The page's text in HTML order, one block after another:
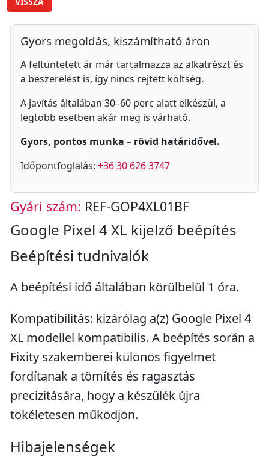
Gyors megoldás, kiszámítható áron
A feltüntetett ár már tartalmazza az alkatrészt és
a beszerelést is, így nincs rejtett költség.
A javítás általában 30–60 perc alatt elkészül, a
legtöbb esetben akár meg is várható.
Gyors, pontos munka – rövid határidővel.
Időpontfoglalás: +36 30 626 3747
Gyári szám: REF-GOP4XL01BF
Google Pixel 4 XL kijelző beépítés
Beépítési tudnivalók
A beépítési idő általában körülbelül 1 óra.
Kompatibilitás: kizárólag a(z) Google Pixel 4
XL modellel kompatibilis. A beépítés során a
Fixity szakemberei különös figyelmet
fordítanak a tömítés és ragasztás
precizitására, hogy a készülék újra
tökéletesen működjön.
Hibajelenségek